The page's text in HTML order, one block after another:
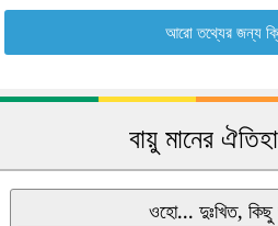
আরো তথ্যের জন্য
বায়ু মানের
ওহো... দুঃখিত, কিছু